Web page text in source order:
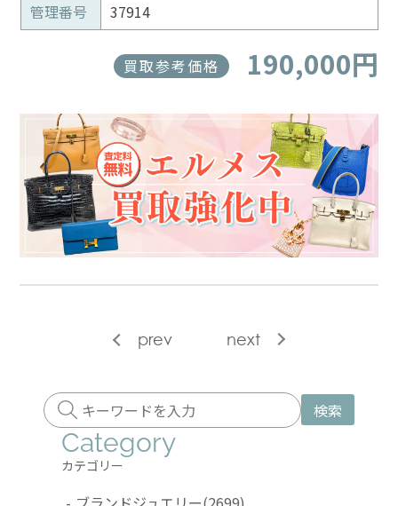
管理番号
37914
買取参考価格 190,000円
prev next
検索
Category
カテゴリー